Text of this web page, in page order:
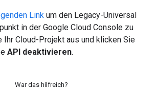
Link um den Legacy-Universal
in der Google Cloud Console zu
Ihr Cloud-Projekt aus und klicken Sie
API deaktivieren.
War das hilfreich?